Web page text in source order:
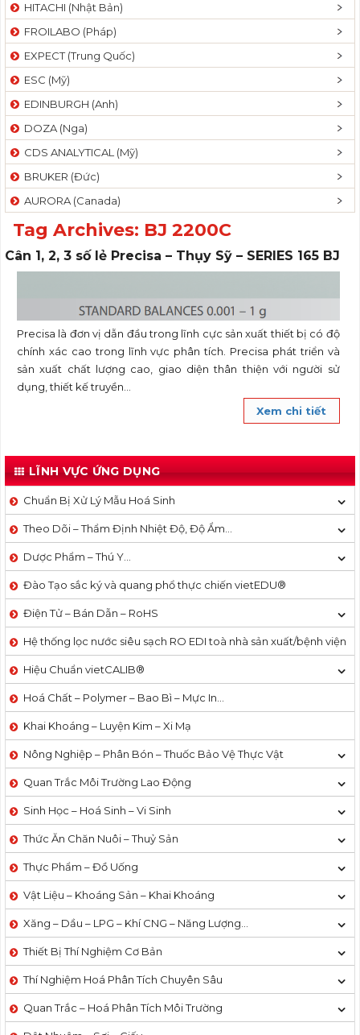
HITACHI (Nhật Bản)
FROILABO (Pháp)
EXPECT (Trung Quốc)
ESC (Mỹ)
EDINBURGH (Anh)
DOZA (Nga)
CDS ANALYTICAL (Mỹ)
BRUKER (Đức)
AURORA (Canada)
Tag Archives: BJ 2200C
Cân 1, 2, 3 số lẻ Precisa – Thụy Sỹ – SERIES 165 BJ
Precisa là đơn vị dẫn đầu trong lĩnh cực sản xuất thiết bị có độ
chính xác cao trong lĩnh vực phân tích. Precisa phát triển và
sản xuất chất lượng cao, giao diện thân thiện với người sử
dụng, thiết kế truyền...
Xem chi tiết
LĨNH VỰC ỨNG DỤNG
Chuẩn Bị Xử Lý Mẫu Hoá Sinh
Theo Dõi – Thẩm Định Nhiệt Độ, Độ Ẩm…
Dược Phẩm – Thú Y…
Đào Tạo sắc ký và quang phổ thực chiến vietEDU®
Điện Tử – Bán Dẫn – RoHS
Hệ thống lọc nước siêu sạch RO EDI​​ toà nhà sản xuất/bệnh viện
Hiệu Chuẩn vietCALIB®
Hoá Chất – Polymer – Bao Bì – Mực In…
Khai Khoáng – Luyện Kim – Xi Mạ
Nông Nghiệp – Phân Bón – Thuốc Bảo Vệ Thực Vật
Quan Trắc Môi Trường Lao Động
Sinh Học – Hoá Sinh – Vi Sinh
Thức Ăn Chăn Nuôi – Thuỷ Sản
Thực Phẩm – Đồ Uống
Vật Liệu – Khoáng Sản – Khai Khoáng
Xăng – Dầu – LPG – Khí CNG – Năng Lượng…
Thiết Bị Thí Nghiệm Cơ Bản
Thí Nghiệm Hoá Phân Tích Chuyên Sâu
Quan Trắc – Hoá Phân Tích Môi Trường